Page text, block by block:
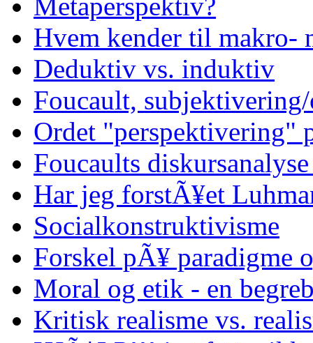
Hvem kender til makro-
Deduktiv vs. induktiv
Foucault,
Ordet "perspektivering"
Foucaults
Har jeg forstÃ¥et
Socialkonstruktivisme
Forskel pÃ¥ paradigme
Moral og etik - en
Kritisk realisme vs.